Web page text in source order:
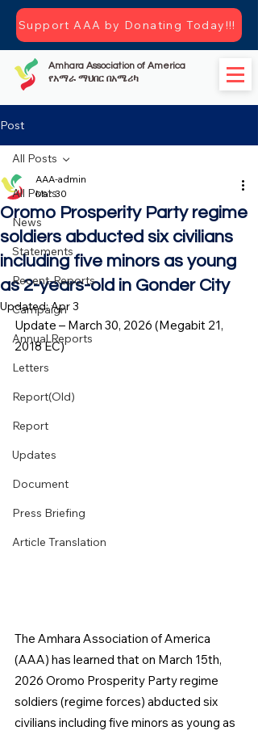
Amhara Association of America
የአማራ ማህበር በአሜሪካ
Support AAA by Donating Today!!!
Post
All Posts
News
Statements
Recent-Reports
Campaign
Annual Reports
Letters
Report(Old)
Report
Updates
Document
Press Briefing
Article Translation
All Posts
Oromo Prosperity Party regime
soldiers abducted six civilians
including five minors as young
as 2-years-old in Gonder City
AAA-admin
Mar 30
Updated:Apr 3
Update – March 30, 2026 (Megabit 21,
2018 EC)
The Amhara Association of America
(AAA) has learned that on March 15th,
2026 Oromo Prosperity Party regime
soldiers (regime forces) abducted six
civilians including five minors as young as